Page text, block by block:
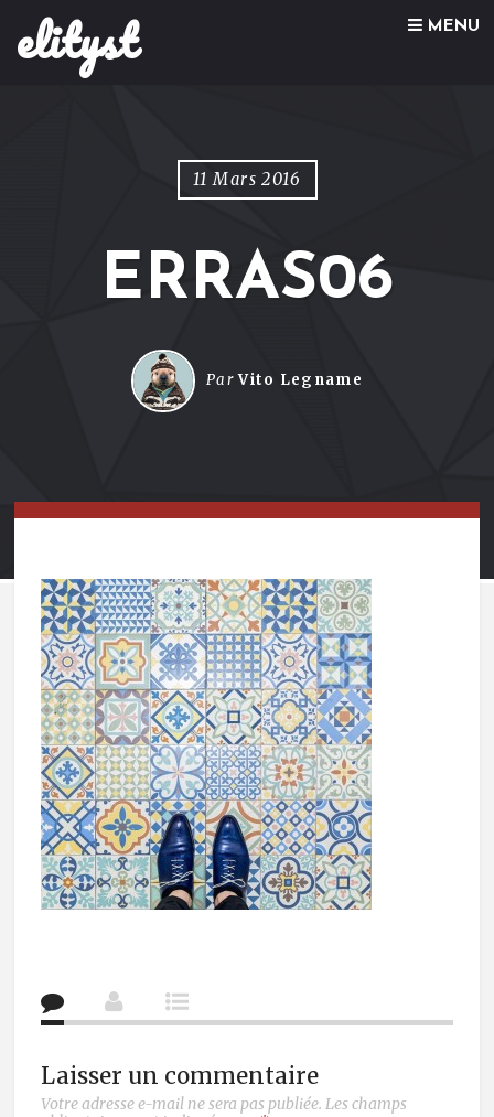
elityst MENU
Skip to content
11 Mars 2016
ERRAS06
ParVito Legname
Laisser un commentaire
Votre adresse e-mail ne sera pas publiée. Les champs